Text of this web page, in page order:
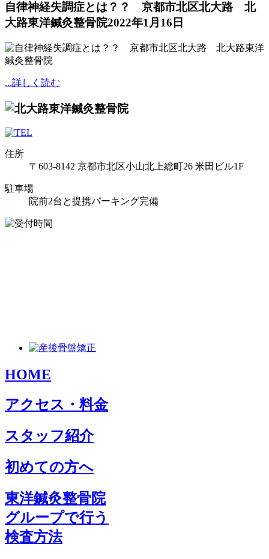
自律神経失調症とは？？ 京都市北区北大路 北
大路東洋鍼灸整骨院2022年1月16日
...詳しく読む
住所
〒603-8142 京都市北区小山北上総町26 米田ビル1F
駐車場
院前2台と提携パーキング完備
HOME
アクセス・料金
スタッフ紹介
初めての方へ
東洋鍼灸整骨院
グループで行う
検査方法